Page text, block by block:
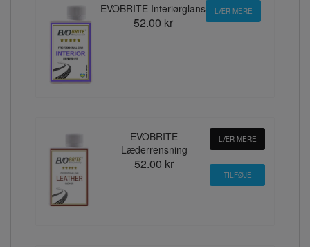
EVOBRITE Interiørglans
52.00 kr
LÆR MERE
EVOBRITE
Læderrensning
52.00 kr
LÆR MERE